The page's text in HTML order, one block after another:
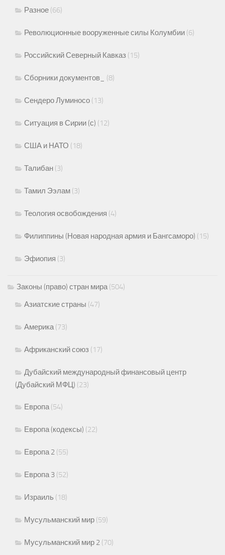
Разное (66)
Революционные вооруженные силы Колумбии (6)
Российский Северный Кавказ (15)
Сборники документов_ (8)
Сендеро Луминосо (13)
Ситуация в Сирии (с) (12)
США и НАТО (18)
Талибан (3)
Тамил Ээлам (3)
Теология освобождения (4)
Филиппины (Новая народная армия и Бангсаморо) (15)
Эфиопия (3)
Законы (право) стран мира(504)
Азиатские страны (47)
Америка(73)
Африканский союз (17)
Дубайский международный финансовый центр
(Дубайский МФЦ) (23)
Европа(54)
Европа (кодексы) (22)
Европа 2 (55)
Европа 3 (52)
Израиль (18)
Мусульманский мир (59)
Мусульманский мир 2 (70)